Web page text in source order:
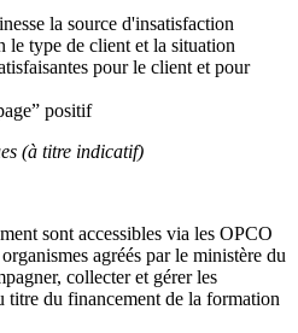
la source d'insatisfaction
le type de client et la situation
pour le client et pour
positif
(à titre indicatif)
sont accessibles via les OPCO
agréés par le ministère du
collecter et gérer les
titre du financement de la formation